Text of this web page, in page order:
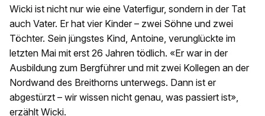
Wicki ist nicht nur wie eine Vaterfigur, sondern in der Tat
auch Vater. Er hat vier Kinder – zwei Söhne und zwei
Töchter. Sein jüngstes Kind, Antoine, verunglückte im
letzten Mai mit erst 26 Jahren tödlich. «Er war in der
Ausbildung zum Bergführer und mit zwei Kollegen an der
Nordwand des Breithorns unterwegs. Dann ist er
abgestürzt – wir wissen nicht genau, was passiert ist»,
erzählt Wicki.